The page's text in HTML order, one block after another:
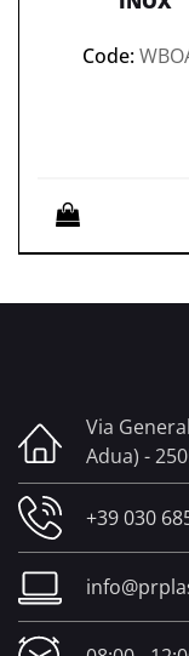
Code:
Quantità
Via
Adua) -
+39 030